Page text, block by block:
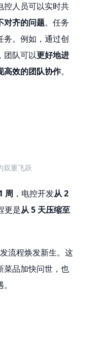
控人员可以实时共
对齐的问题。任务
务。例如，通过创
团队可以更好地进
高效的团队协作。
双重飞跃
周 ，电控开发从 2
更是从 5 天压缩至
流程焕发新生。这
菜品加快问世，也